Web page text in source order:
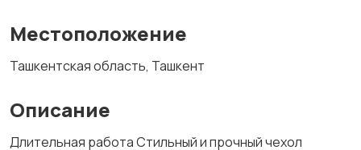
Местоположение
Ташкентская область, Ташкент
Описание
Длительная работа Стильный и прочный чехол